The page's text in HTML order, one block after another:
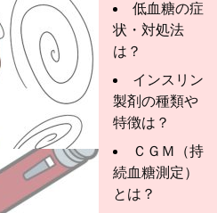
低血糖の症
状・対処法
は？
インスリン
製剤の種類や
特徴は？
ＣＧＭ（持
続血糖測定）
とは？